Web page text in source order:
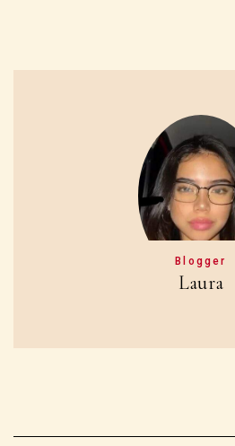
Blogger
Laura